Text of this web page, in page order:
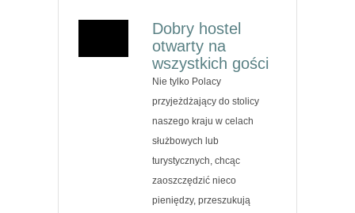
Dobry hostel
otwarty na
wszystkich gości
Nie tylko Polacy
przyjeżdżający do stolicy
naszego kraju w celach
służbowych lub
turystycznych, chcąc
zaoszczędzić nieco
pieniędzy, przeszukują